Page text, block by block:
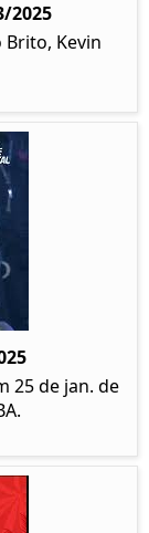
2025
Brito, Kevin
25 de jan. de